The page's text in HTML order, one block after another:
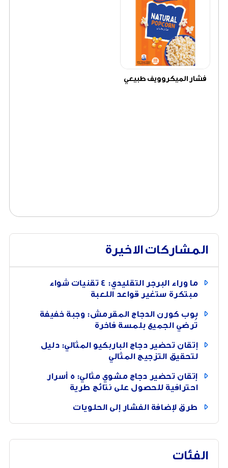
فشار الميكروويف طبيعي
المشاركات الاخيرة
ما وراء البرجر التقليدي: 4 تقنيات شواء
مبتكرة ستغير قواعد اللعبة
بوب كورن الدجاج المقرمش: وجبة خفيفة
تُرضي الجميع بلمسة فاخرة
إتقان تحضير دجاج الباربكيو المثالي: دليل
لتحقيق التزجيج المثالي
إتقان تحضير دجاج مشوي مثالي: 5 أسرار
احترافية للحصول على نتائج طرية
طرق لإضافة الفشار إلى الحلويات
الفئات